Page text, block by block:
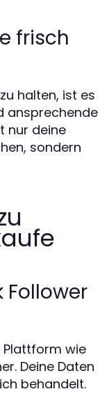
frisch
halten, ist es
ansprechende
nur deine
sondern
Follower
Plattform wie
Deine Daten
behandelt.